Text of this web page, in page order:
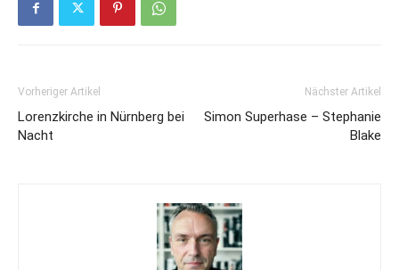
Vorheriger Artikel
Lorenzkirche in Nürnberg bei
Nacht
Nächster Artikel
Simon Superhase – Stephanie
Blake